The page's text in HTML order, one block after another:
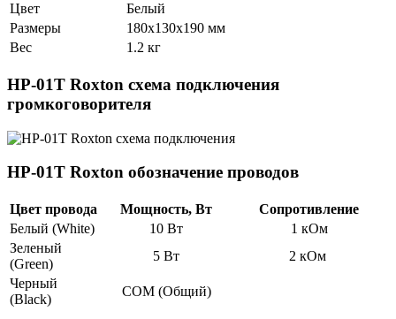
Цвет
Белый
Размеры
180х130х190 мм
Вес
1.2 кг
HP-01T Roxton схема подключения
громкоговорителя
HP-01T Roxton обозначение проводов
Цвет провода Мощность, Вт
Сопротивление
Белый (White)
10 Вт
1 кОм
Зеленый
(Green)
5 Вт
2 кОм
Черный
(Black)
СОМ (Общий)